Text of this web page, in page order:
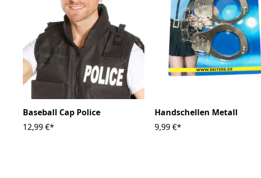
Baseball Cap Police
12,99 €*
Handschellen Metall
9,99 €*